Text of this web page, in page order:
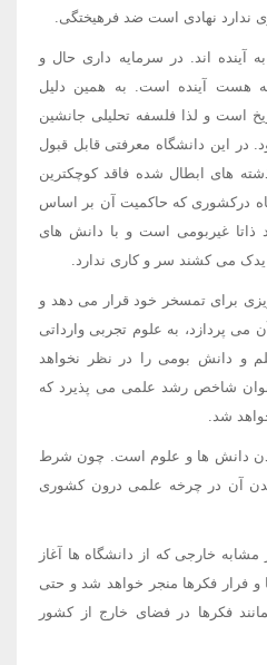
ندارد نهادی است ضد فرهیختگی.
آینده اند. در سرمایه داری حال و
هست آینده است. به همین دلیل
است و لذا فلسفه تحلیلی جانشین
این دانشگاه معرفتی قابل قبول
های ابطال شده فاقد کوچکترین
درکشوری که حاکمیت آن بر اساس
ذاتا غیربومی است و با دانش های
می کشند سر و کاری ندارد.
برای تمسخر خود قرار می دهد و
می پردازد، به علوم تجربی وارداتی
و دانش بومی را در نظر نخواهد
شاخص رشد علمی می پذیرد که
شد.
دانش ها و علوم است. چون شرط
آن در چرخه علمی درون کشوری
مشابه خارجی که از دانشگاه ها آغاز
و فرار فکرها منجر خواهد شد و حتی
فکرها در فضای خارج از کشور